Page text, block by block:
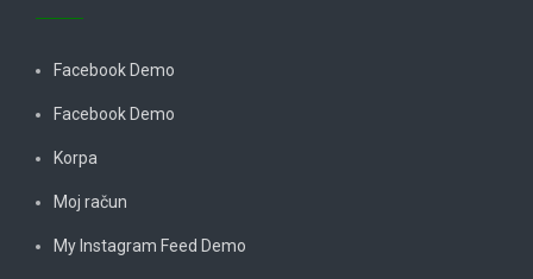
Facebook Demo
Facebook Demo
Korpa
Moj račun
My Instagram Feed Demo